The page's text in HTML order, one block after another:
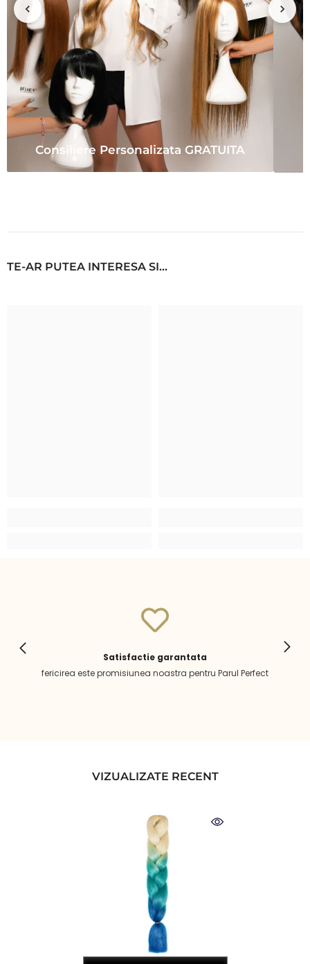
Consiliere Personalizata GRATUITA
TE-AR PUTEA INTERESA SI...
Satisfactie garantata
fericirea este promisiunea noastra pentru Parul Perfect
VIZUALIZATE RECENT